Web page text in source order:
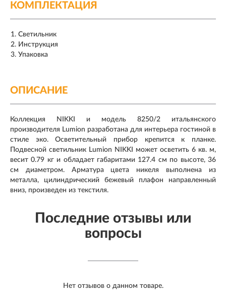
КОМПЛЕКТАЦИЯ
Светильник
Инструкция
Упаковка
ОПИСАНИЕ
Коллекция NIKKI и модель 8250/2 итальянского
производителя Lumion разработана для интерьера гостиной в
стиле эко. Осветительный прибор крепится к планке.
Подвесной светильник Lumion NIKKI может осветить 6 кв. м,
весит 0.79 кг и обладает габаритами 127.4 см по высоте, 36
см диаметром. Арматура цвета никеля выполнена из
металла, цилиндрический бежевый плафон направленный
вниз, произведен из текстиля.
Последние отзывы или
вопросы
Нет отзывов о данном товаре.